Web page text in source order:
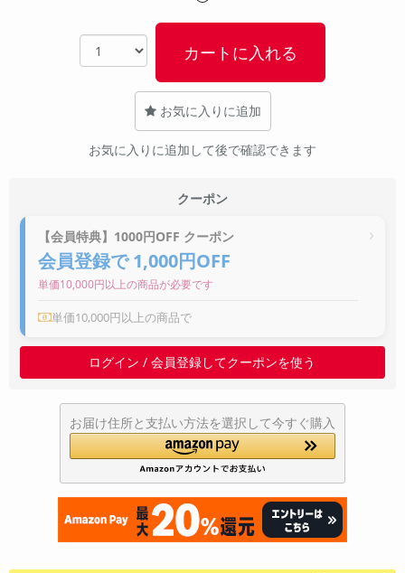
カートに入れる
お気に入りに追加
お気に入りに追加して後で確認できます
クーポン
【会員特典】1000円OFF クーポン
会員登録で 1,000円OFF
単価10,000円以上の商品が必要です
単価10,000円以上の商品で
ログイン / 会員登録してクーポンを使う
お届け住所と支払い方法を選択して今すぐ購入
モニタサイズ
~
価格
円 ～ 円
年 月 から
年 月 まで
各項目のチェックボックスは「or検索」となります。